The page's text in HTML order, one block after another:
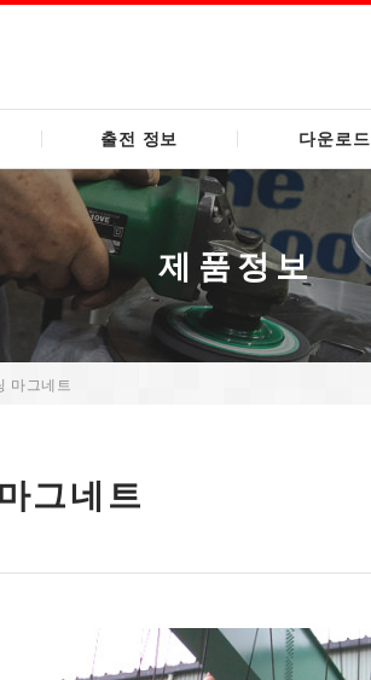
출전 정보 다운로드
제품정보
마그네트
그네트